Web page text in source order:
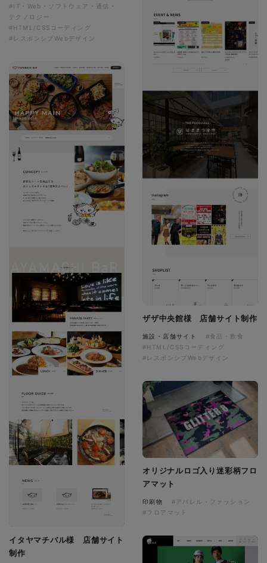
#IT・Web・ソフトウェア・通信・
テクノロジー
#HTML/CSSコーディング
#レスポンシブWebデザイン
ザザ中央館様 店舗サイト制作
施設・店舗サイト
#食品・飲食
#HTML/CSSコーディング
#レスポンシブWebデザイン
イタヤマチバル様 店舗サイト
制作
オリジナルロゴ入り迷彩柄フロ
アマット
印刷物
#アパレル・ファッション
#フロアマット